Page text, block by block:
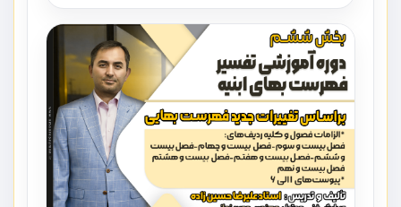
پیمان به همراه تجربیات عملی در این خصوص ارائه شده است.